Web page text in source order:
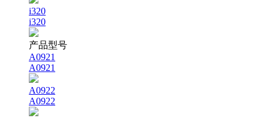
i320
i320
产品型号
A0921
A0921
A0922
A0922